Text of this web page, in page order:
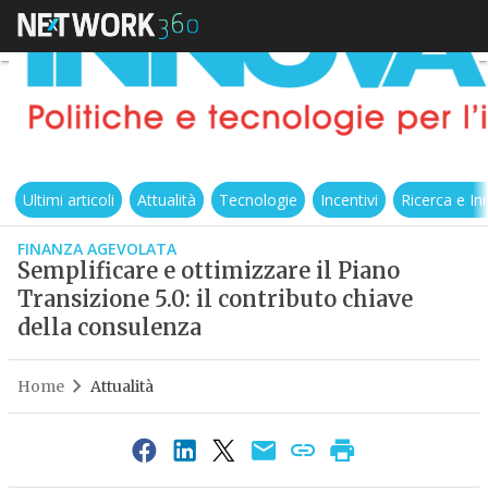
Ultimi articoli Attualità Tecnologie Incentivi Ricerca e
FINANZA AGEVOLATA
Semplificare e ottimizzare il Piano
Transizione 5.0: il contributo chiave
della consulenza
Home Attualità